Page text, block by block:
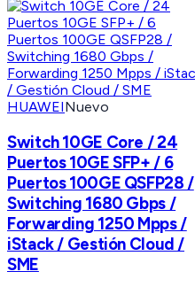
HUAWEINuevo
Switch 10GE Core / 24
Puertos 10GE SFP+ / 6
Puertos 100GE QSFP28 /
Switching 1680 Gbps /
Forwarding 1250 Mpps /
iStack / Gestión Cloud /
SME